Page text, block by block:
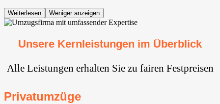
Weiterlesen Weniger anzeigen
Unsere Kernleistungen im Überblick
Alle Leistungen erhalten Sie zu fairen Festpreisen
Privatumzüge